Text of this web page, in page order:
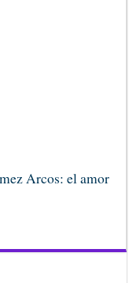
Arcos: el amor